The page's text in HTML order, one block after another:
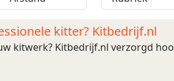
kitter? Kitbedrijf.nl
kitwerk? Kitbedrijf.nl verzorgd